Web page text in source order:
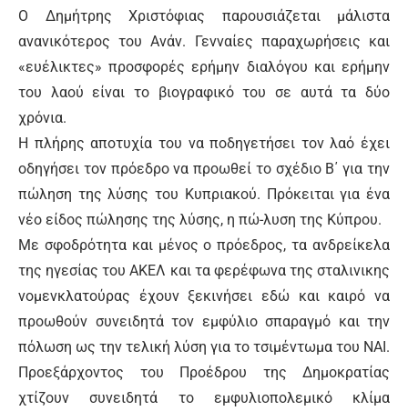
Ο Δημήτρης Χριστόφιας παρουσιάζεται μάλιστα
ανανικότερος του Ανάν. Γενναίες παραχωρήσεις και
«ευέλικτες» προσφορές ερήμην διαλόγου και ερήμην
του λαού είναι το βιογραφικό του σε αυτά τα δύο
χρόνια.
Η πλήρης αποτυχία του να ποδηγετήσει τον λαό έχει
οδηγήσει τον πρόεδρο να προωθεί το σχέδιο Β΄ για την
πώληση της λύσης του Κυπριακού. Πρόκειται για ένα
νέο είδος πώλησης της λύσης, η πώ-λυση της Κύπρου.
Με σφοδρότητα και μένος ο πρόεδρος, τα ανδρείκελα
της ηγεσίας του ΑΚΕΛ και τα φερέφωνα της σταλινικης
νομενκλατούρας έχουν ξεκινήσει εδώ και καιρό να
προωθούν συνειδητά τον εμφύλιο σπαραγμό και την
πόλωση ως την τελική λύση για το τσιμέντωμα του ΝΑΙ.
Προεξάρχοντος του Προέδρου της Δημοκρατίας
χτίζουν συνειδητά το εμφυλιοπολεμικό κλίμα